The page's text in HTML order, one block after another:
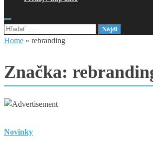
Hľadať:
Home » rebranding
Značka:
Novinky